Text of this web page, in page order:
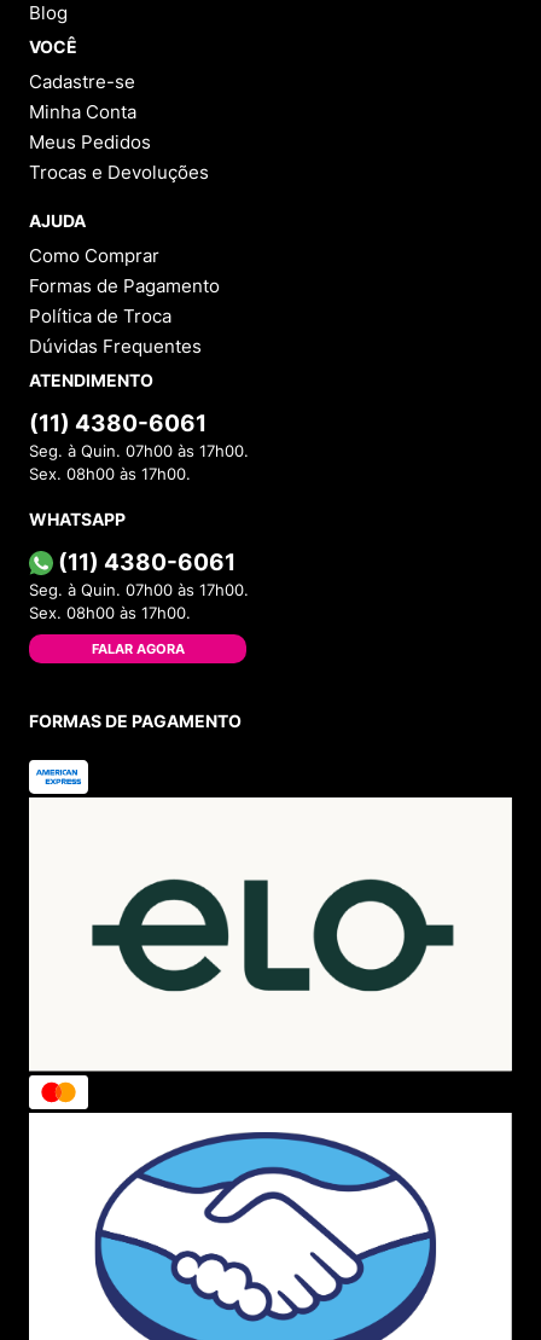
Blog
VOCÊ
Cadastre-se
Minha Conta
Meus Pedidos
Trocas e Devoluções
AJUDA
Como Comprar
Formas de Pagamento
Política de Troca
Dúvidas Frequentes
ATENDIMENTO
(11) 4380-6061
Seg. à Quin. 07h00 às 17h00.
Sex. 08h00 às 17h00.
WHATSAPP
(11) 4380-6061
Seg. à Quin. 07h00 às 17h00.
Sex. 08h00 às 17h00.
FALAR AGORA
FORMAS DE PAGAMENTO